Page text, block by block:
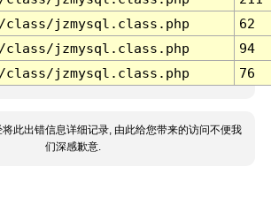
class/jzmysql.class.php
62
class/jzmysql.class.php
94
class/jzmysql.class.php 76
将此出错信息详细记录, 由此给您带来的访问不便我
们深感歉意.